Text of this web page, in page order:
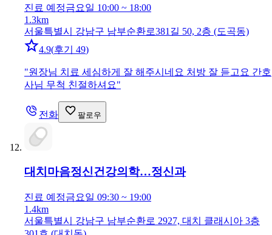
진료 예정금요일 10:00 ~ 18:00
1.3km
서울특별시 강남구 남부순환로381길 50, 2층 (도곡동)
4.9(후기 49)
"원장님 치료 세심하게 잘 해주시네요 처방 잘 듣고요 간호
사님 무척 친절하셔요"
전화 팔로우
대치마음정신건강의학…정신과
진료 예정금요일 09:30 ~ 19:00
1.4km
서울특별시 강남구 남부순환로 2927, 대치 클래시아 3층